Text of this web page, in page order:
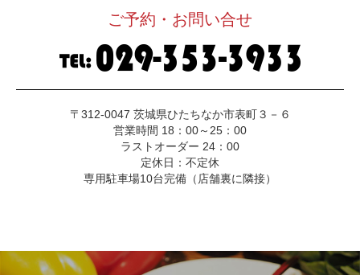
ご予約・お問い合せ
〒312-0047 茨城県ひたちなか市表町３－６
営業時間 18：00～25：00
ラストオーダー 24：00
定休日：不定休
専用駐車場10台完備（店舗裏に隣接）